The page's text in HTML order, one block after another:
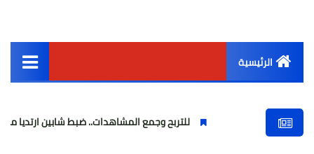
الرئيسية
أخبار مصر
للتربح وجمع المشاهدات.. ضبط شابين ارتديا ملابس نسائية